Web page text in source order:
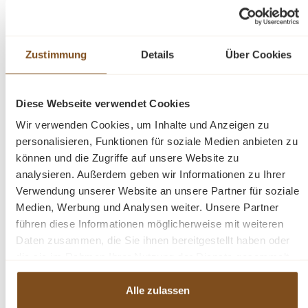
Zustimmung Details Über Cookies
Diese Webseite verwendet Cookies
Wir verwenden Cookies, um Inhalte und Anzeigen zu
personalisieren, Funktionen für soziale Medien anbieten zu
können und die Zugriffe auf unsere Website zu
analysieren. Außerdem geben wir Informationen zu Ihrer
Verwendung unserer Website an unsere Partner für soziale
Medien, Werbung und Analysen weiter. Unsere Partner
führen diese Informationen möglicherweise mit weiteren
Daten zusammen, die Sie ihnen bereitgestellt haben oder
haben.
Alle zulassen
vorhandenen Gebrauchspuren haben einen antiken
Charakter und sind bewusst gewollt. Ein Schrank der Sie
Die Abmessungen: Höhe: 175 cm, Breite: 102 cm,
Tiefe: 52 cm.
Beschreibung
Weichholz Schrank
Naturwachs